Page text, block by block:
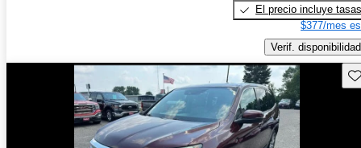
El precio incluye tasas
$377/mes
Verif. disponibilidad